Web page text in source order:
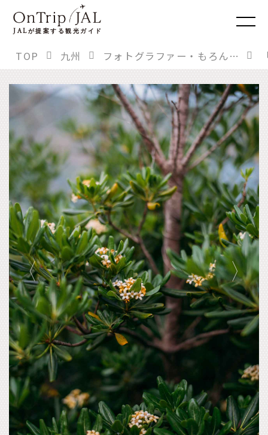
JALが提案する観光ガイド
TOP 九州 フォトグラファー・もろんのんさんに聞く。「もう一度行きたい！」あの旅先